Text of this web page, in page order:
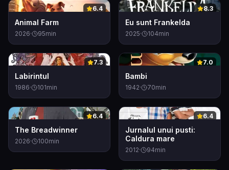
0 6.4
Animal Farm
2026· 95min
0 8.3
Eu sunt Frankelda
2025· 104min
0 7.3
Labirintul
1986· 101min
0 7.0
Bambi
1942· 70min
0 6.4
The Breadwinner
2026· 100min
0 6.4
Jurnalul unui pusti:
Caldura mare
2012· 94min